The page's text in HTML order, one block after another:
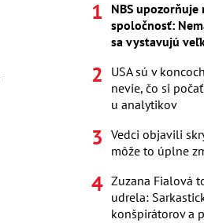
NBS
spoločnosť:
sa vystavujú
USA sú v
nevie, čo si
u analytikov
Vedci objavili
môže to úplne
Zuzana Fialová
udrela:
konšpirátorov a